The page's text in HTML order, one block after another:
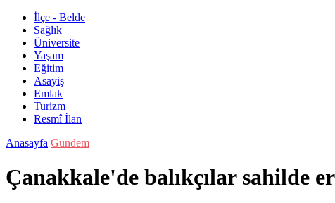
İlçe - Belde
Sağlık
Üniversite
Yaşam
Eğitim
Asayiş
Emlak
Turizm
Resmî İlan
Anasayfa Gündem
Çanakkale'de balıkçılar sahilde